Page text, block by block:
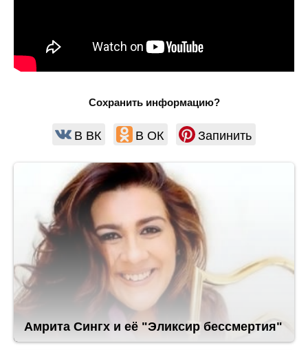
Сохранить информацию?
В ВК В ОК Запинить
Амрита Сингх и её "Эликсир бессмертия"